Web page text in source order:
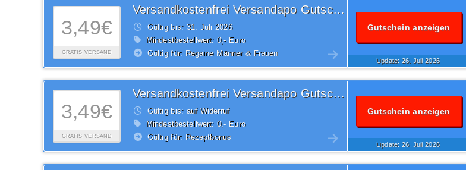
3,49€
GRATIS VERSAND
Versandkostenfrei Versandapo Gutschein
Gültig bis: 31. Juli 2026
Mindestbestellwert: 0,- Euro
Gültig für: Regaine Männer & Frauen
Gutschein anzeigen
Update: 26.Juli2026
3,49€
GRATIS VERSAND
Versandkostenfrei Versandapo Gutschein
Gültig bis: auf Widerruf
Mindestbestellwert: 0,- Euro
Gültig für: Rezeptbonus
Gutschein anzeigen
Update: 26.Juli2026